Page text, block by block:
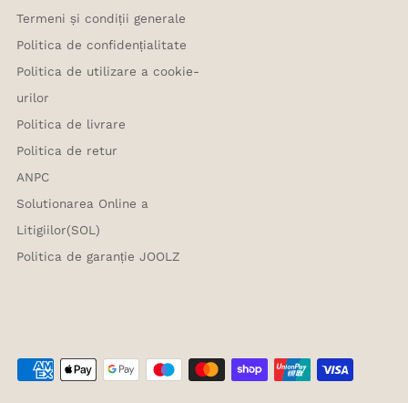
Termeni și condiții generale
Politica de confidențialitate
Politica de utilizare a cookie-
urilor
Politica de livrare
Politica de retur
ANPC
Solutionarea Online a
Litigiilor(SOL)
Politica de garanție JOOLZ